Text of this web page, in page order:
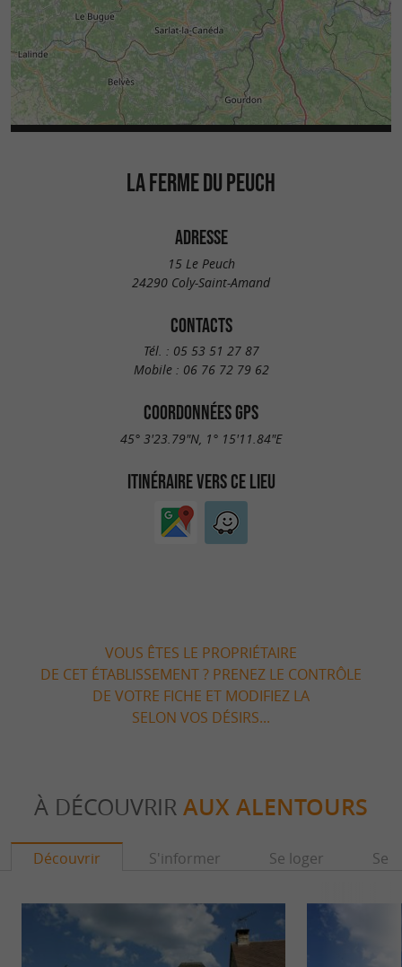
LA FERME DU PEUCH
ADRESSE
15 Le Peuch
24290 Coly-Saint-Amand
CONTACTS
Tél. : 05 53 51 27 87
Mobile : 06 76 72 79 62
COORDONNÉES GPS
45° 3'23.79"N, 1° 15'11.84"E
ITINÉRAIRE VERS CE LIEU
VOUS ÊTES LE PROPRIÉTAIRE
DE CET ÉTABLISSEMENT ? PRENEZ LE CONTRÔLE
DE VOTRE FICHE ET MODIFIEZ LA
SELON VOS DÉSIRS...
À DÉCOUVRIR AUX ALENTOURS
Découvrir S'informer Se loger Se